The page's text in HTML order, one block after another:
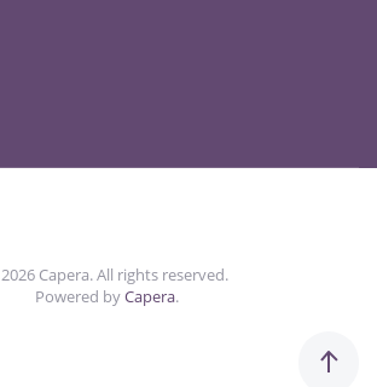
2026 Capera. All rights reserved.
Powered byCapera.